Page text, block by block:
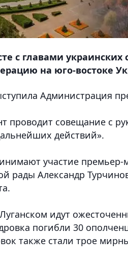
с главами украинских
на юго-востоке
Администрация
проводит совещание с
действий».
участие
рады Александр
идут
погибли 30
также стали трое